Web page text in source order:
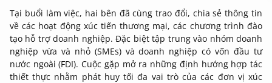
Tại buổi làm việc, hai bên đã cùng trao đổi, chia sẻ thông tin
về các hoạt động xúc tiến thương mại, các chương trình đào
tạo hỗ trợ doanh nghiệp. Đặc biệt tập trung vào nhóm doanh
nghiệp vừa và nhỏ (SMEs) và doanh nghiệp có vốn đầu tư
nước ngoài (FDI). Cuộc gặp mở ra những định hướng hợp tác
thiết thực nhằm phát huy tối đa vai trò của các đơn vị xúc